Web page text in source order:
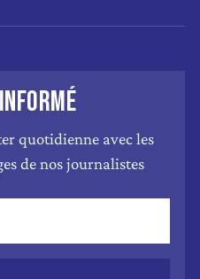
quotidienne avec les
de nos journalistes